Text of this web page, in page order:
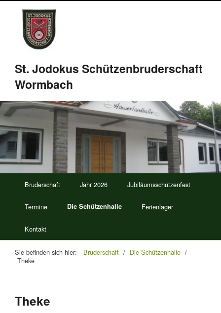
St. Jodokus Schützenbruderschaft
Wormbach
Bruderschaft Jahr 2026 Jubiläumsschützenfest
Termine Die Schützenhalle Ferienlager
Kontakt
Sie befinden sich hier: Bruderschaft / Die Schützenhalle /
Theke
Theke